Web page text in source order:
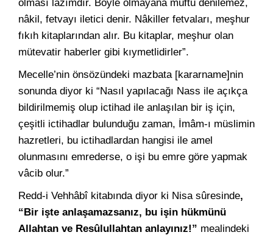
olması lâzımdır. Böyle olmayana müftü denilemez,
nâkil, fetvayı iletici denir. Nâkiller fetvaları, meşhur
fıkıh kitaplarından alır. Bu kitaplar, meşhur olan
mütevatir haberler gibi kıymetlidirler”.
Mecelle’nin önsözündeki mazbata [kararname]nin
sonunda diyor ki “Nasıl yapılacağı Nass ile açıkça
bildirilmemiş olup ictihad ile anlaşılan bir iş için,
çeşitli ictihadlar bulunduğu zaman, İmâm-ı müslimin
hazretleri, bu ictihadlardan hangisi ile amel
olunmasını emrederse, o işi bu emre göre yapmak
vâcib olur.”
Redd-i Vehhâbî kitabında diyor ki Nisa sûresinde,
“Bir işte anlaşamazsanız, bu işin hükmünü
Allahtan ve Resûlullahtan anlayınız!” mealindeki